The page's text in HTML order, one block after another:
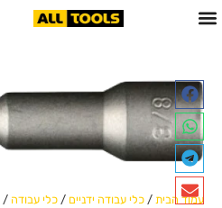
עמוד הבית / כלי עבודה ידניים / כלי עבודה